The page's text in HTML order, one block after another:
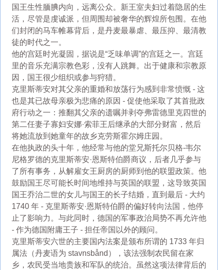
国王生性腼腆内向，远离公众。新王室夫妇过着隐居的生
活，尽管是虔诚派，但周围却被奢华的辉煌所包围。在他
们封闭的马车帷幕背后，是丹麦最暴虐、最压抑、最清教
徒的时代之一。
他的宫廷时光凝固，据说是“乏味单调”的宫廷之一。宫廷
里的音乐充满宗教色彩，没有人跳舞。出于健康和宗教原
因，国王很少组织或参与狩猎。
克里斯蒂安对其父亲的重婚和放荡行为感到非常愤慨 - 这
也是其已故母亲极为悲痛的原因 - 促使他采取了其首批政
府行动之一：推翻其父亲的遗嘱并剥夺弗雷德里克四世的
第二任妻子寡妇安娜·索菲王后继承的大部分财富，然后
将她流放到她童年的故乡克劳斯霍尔姆庄园。
在他执政的头十年，他经常与他的堂兄斯托尔贝格-韦尔
尼格罗德的克里斯蒂安·恩斯特伯爵商议，后者几乎参与
了所有事务，从解雇女王厨房的厨师到他的联盟政策。他
鼓励国王尽可能长时间地维持与英国的联盟，这导致英国
国王乔治二世的女儿与国王的长子结婚，直到最后 - 大约
1740 年 - 克里斯蒂安·恩斯特伯爵的偏好转向法国，他停
止了影响力。与此同时，德国的军事政治局势不再允许他
- 作为德国附庸王子 - 担任帝国以外的顾问。
克里斯蒂安六世的主要国内法案是颁布所谓的 1733 年归
属法（丹麦语为 stavnsbånd），该法强制农民留在家
乡，农民受当地贵族和军队的统治。虽然这项法律背后的